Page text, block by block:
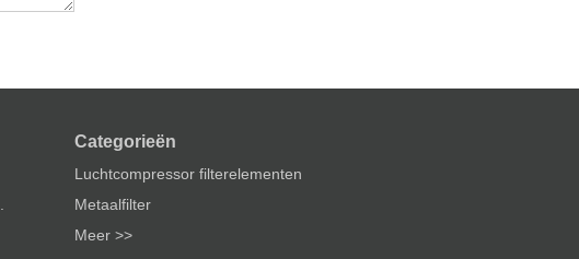
Categorieën
Luchtcompressor filterelementen
Metaalfilter
Meer >>